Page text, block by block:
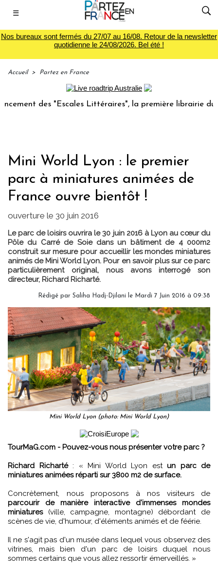
☰
Nos bureaux sont fermés du 27/07 au 16/08. Retour de la newsletter
quotidienne le 24/08/2026. Bel été !
Accueil > Partez en France
des "Escales Littéraires", la première librairie du voyage
Mini World Lyon : le premier
parc à miniatures animées de
France ouvre bientôt !
ouverture le 30 juin 2016
Le parc de loisirs ouvrira le 30 juin 2016 à Lyon au cœur du
Pôle du Carré de Soie dans un bâtiment de 4 000m2
construit sur mesure pour accueillir les mondes miniatures
animés de Mini World Lyon. Pour en savoir plus sur ce parc
particulièrement original, nous avons interrogé son
directeur, Richard Richarté.
Rédigé par Saliha Hadj-Djilani le Mardi 7 Juin 2016 à 09:38
Mini World Lyon (photo: Mini World Lyon)
TourMaG.com - Pouvez-vous nous présenter votre parc ?
Richard Richarté : « Mini World Lyon est un parc de
miniatures animées réparti sur 3800 m2 de surface.
Concrètement, nous proposons à nos visiteurs de
parcourir de manière interactive d'immenses mondes
miniatures(ville, campagne, montagne) débordant de
scènes de vie, d'humour, d'éléments animés et de féérie.
Il ne s'agit pas d'un musée dans lequel vous observez des
vitrines, mais bien d'un parc de loisirs duquel nous
sommes certains que vous allez ressortir émerveillés. »